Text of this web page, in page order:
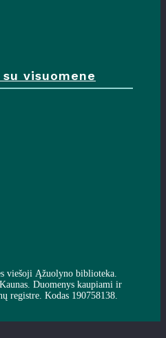
visuomene
viešoji Ąžuolyno biblioteka.
Duomenys kaupiami ir
registre. Kodas 190758138.